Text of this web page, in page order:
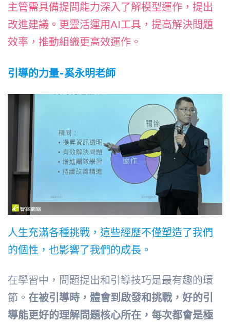
主管需具備提問能力深入了解模型運作，提出
改進建議。更靈活運用AI工具，提高解決問題
效率，推動組織更高效運作。
引導的力量-奚永明老師
人生充滿各種挑戰，這些經歷不僅塑造了我們
的個性，也影響了我們的成長。
在學習中，問題提出和引導技巧是最有趣的環
節。 在被引導時，體會到啟發和挑戰，好的引
導能更好的理解問題核心所在，每次都會是極